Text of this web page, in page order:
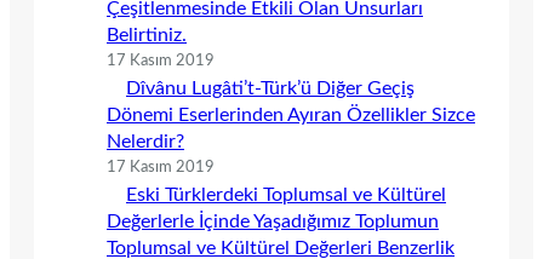
Çeşitlenmesinde Etkili Olan Unsurları
Belirtiniz.
17 Kasım 2019
Dîvânu Lugâti’t-Türk’ü Diğer Geçiş
Dönemi Eserlerinden Ayıran Özellikler Sizce
Nelerdir?
17 Kasım 2019
Eski Türklerdeki Toplumsal ve Kültürel
Değerlerle İçinde Yaşadığımız Toplumun
Toplumsal ve Kültürel Değerleri Benzerlik